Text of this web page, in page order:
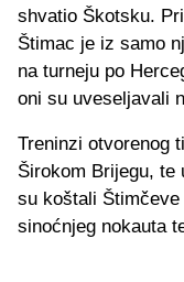
shvatio Škotsku.
Štimac je iz samo
na turneju po
oni su uveseljavali
Treninzi otvorenog
Širokom Brijegu, te
su koštali
sinoćnjeg nokauta